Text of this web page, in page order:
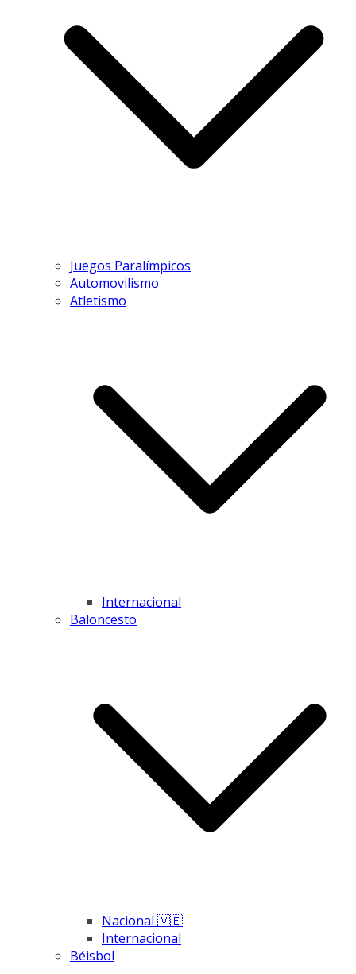
Juegos Paralímpicos
Automovilismo
Atletismo
Internacional
Baloncesto
Nacional 🇻🇪
Internacional
Béisbol